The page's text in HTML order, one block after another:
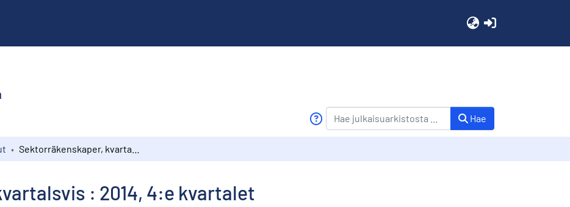
Hae
: 2014, 4:e kvartalet